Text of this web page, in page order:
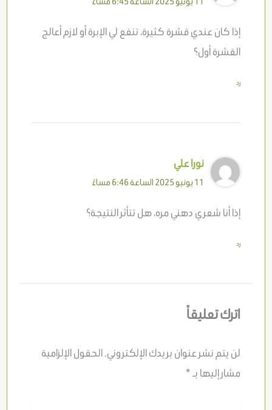
إذا كان عندي قشرة كثيرة، تنفع لي الإبرة أو لازم أعالج
القشرة أول؟
رد
نورا علي
11 يونيو 2025 الساعة 6:46 مساءً
إذا أنا شعري دهني مره، هل تتأثر النتيجة؟
رد
اترك تعليقاً
لن يتم نشر عنوان بريدك الإلكتروني.الحقول الإلزامية
مشار إليها بـ*